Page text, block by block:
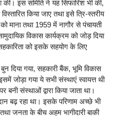
इस समिति ने यह सिफारिश भी की,
किया जाए तथा इसे त्रि-स्तरीय
माना तथा 1959 में नागौर से पंचायती
विकास कार्यक्रम को जोड़ दिया
को इसके सहयोग के लिए
दिया गया, सहकारी बैंक, भूमि विकास
जोड़ा गया ये सभी संस्थाएं स्वायत्त थी
संस्थाओं द्वारा किया जाता था।
बढ़ रहा था। इसके परिणाम अच्छे भी
जनता के बीच अहम भागीदारी बाकी